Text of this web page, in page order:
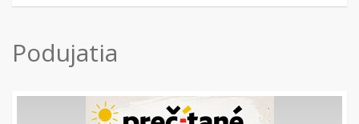
nové služby. Podporuje kreativitu a rozvíja tradičné aj
zvýšiť záujem o vedu, výskum, inovácie a technológie
prostredníctvom zážitkového vzdelávania určeného pre
Podujatia